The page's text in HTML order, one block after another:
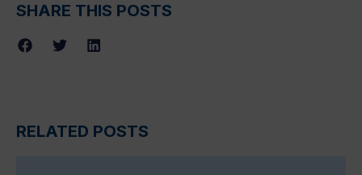
SHARE THIS POSTS
RELATED POSTS